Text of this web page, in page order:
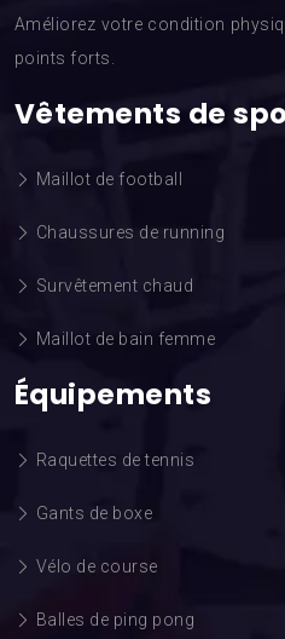
Améliorez votre condition
points forts.
Vêtements de
Maillot de football
Chaussures de running
Survêtement chaud
Maillot de bain femme
Équipements
Raquettes de tennis
Gants de boxe
Vélo de course
Balles de ping pong